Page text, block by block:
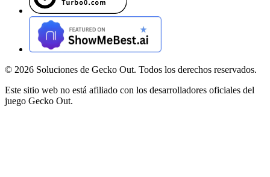
© 2026 Soluciones de Gecko Out. Todos los derechos reservados.
Este sitio web no está afiliado con los desarrolladores oficiales del
juego Gecko Out.